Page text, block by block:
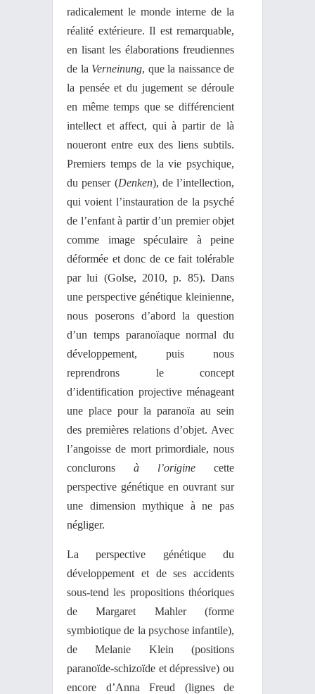
radicalement le monde interne de la
réalité extérieure. Il est remarquable,
en lisant les élaborations freudiennes
de la Verneinung, que la naissance de
la pensée et du jugement se déroule
en même temps que se différencient
intellect et affect, qui à partir de là
noueront entre eux des liens subtils.
Premiers temps de la vie psychique,
du penser (Denken), de l’intellection,
qui voient l’instauration de la psyché
de l’enfant à partir d’un premier objet
comme image spéculaire à peine
déformée et donc de ce fait tolérable
par lui (Golse, 2010, p. 85). Dans
une perspective génétique kleinienne,
nous poserons d’abord la question
d’un temps paranoïaque normal du
développement, puis nous
reprendrons le concept
d’identification projective ménageant
une place pour la paranoïa au sein
des premières relations d’objet. Avec
l’angoisse de mort primordiale, nous
conclurons à l’origine cette
perspective génétique en ouvrant sur
une dimension mythique à ne pas
négliger.
La perspective génétique du
développement et de ses accidents
sous-tend les propositions théoriques
de Margaret Mahler (forme
symbiotique de la psychose infantile),
de Melanie Klein (positions
paranoïde-schizoïde et dépressive) ou
encore d’Anna Freud (lignes de